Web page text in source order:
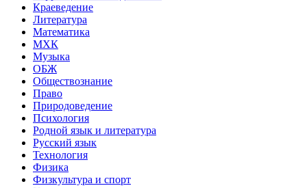
Краеведение
Литература
Математика
МХК
Музыка
ОБЖ
Обществознание
Право
Природоведение
Психология
Родной язык и литература
Русский язык
Технология
Физика
Физкультура и спорт